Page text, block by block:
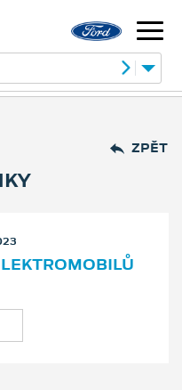
ZPĚT